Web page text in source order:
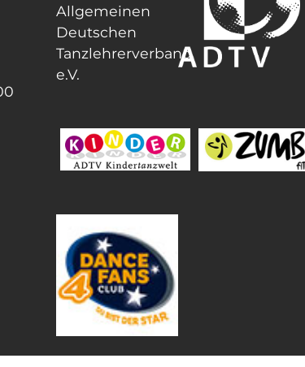
Allgemeinen
Deutschen
Tanzlehrerverband
e.V.